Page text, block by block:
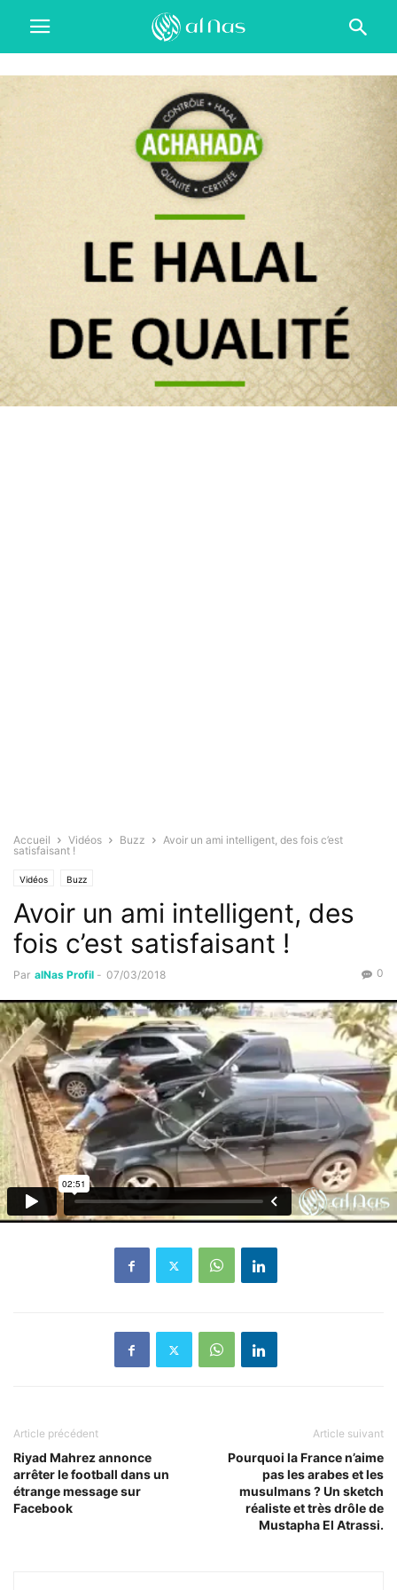
Accueil Vidéos Buzz
Avoir un ami intelligent, des fois c’est
satisfaisant !
Vidéos Buzz
Avoir un ami intelligent, des
fois c’est satisfaisant !
Par alNas Profil - 07/03/2018 0
Article précédent
Riyad Mahrez annonce
arrêter le football dans un
étrange message sur
Facebook
Article suivant
Pourquoi la France n’aime
pas les arabes et les
musulmans ? Un sketch
réaliste et très drôle de
Mustapha El Atrassi.